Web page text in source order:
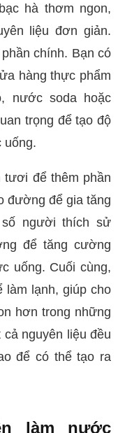
hà thơm ngon,
liệu đơn giản.
chính. Bạn có
hàng thực phẩm
nước soda hoặc
trọng để tạo độ
uống.
tươi để thêm phần
đường để gia tăng
người thích sử
để tăng cường
uống. Cuối cùng,
làm lạnh, giúp cho
hơn trong những
nguyên liệu đều
để có thể tạo ra
làm nước